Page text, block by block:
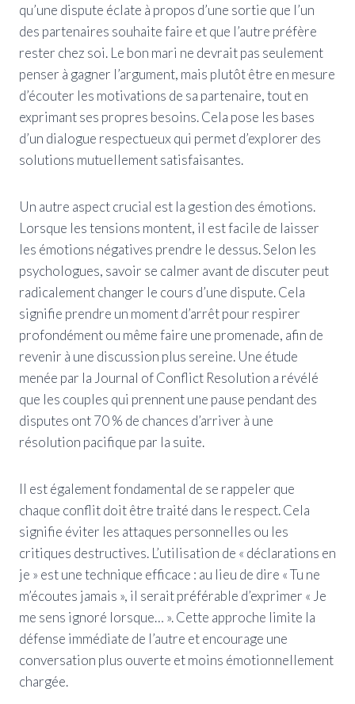
qu’une dispute éclate à propos d’une sortie que l’un
des partenaires souhaite faire et que l’autre préfère
rester chez soi. Le bon mari ne devrait pas seulement
penser à gagner l’argument, mais plutôt être en mesure
d’écouter les motivations de sa partenaire, tout en
exprimant ses propres besoins. Cela pose les bases
d’un dialogue respectueux qui permet d’explorer des
solutions mutuellement satisfaisantes.
Un autre aspect crucial est la gestion des émotions.
Lorsque les tensions montent, il est facile de laisser
les émotions négatives prendre le dessus. Selon les
psychologues, savoir se calmer avant de discuter peut
radicalement changer le cours d’une dispute. Cela
signifie prendre un moment d’arrêt pour respirer
profondément ou même faire une promenade, afin de
revenir à une discussion plus sereine. Une étude
menée par la Journal of Conflict Resolution a révélé
que les couples qui prennent une pause pendant des
disputes ont 70 % de chances d’arriver à une
résolution pacifique par la suite.
Il est également fondamental de se rappeler que
chaque conflit doit être traité dans le respect. Cela
signifie éviter les attaques personnelles ou les
critiques destructives. L’utilisation de « déclarations en
je » est une technique efficace : au lieu de dire « Tu ne
m’écoutes jamais », il serait préférable d’exprimer « Je
me sens ignoré lorsque… ». Cette approche limite la
défense immédiate de l’autre et encourage une
conversation plus ouverte et moins émotionnellement
chargée.